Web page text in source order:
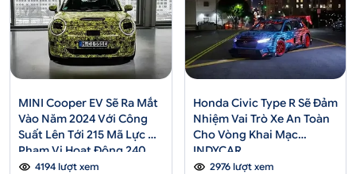
MINI Cooper EV Sẽ Ra Mắt
Vào Năm 2024 Với Công
Suất Lên Tới 215 Mã Lực Và
Phạm Vi Hoạt Động 240
Dặm4194 lượt xem
Honda Civic Type R Sẽ Đảm
Nhiệm Vai Trò Xe An Toàn
Cho Vòng Khai Mạc
INDYCAR
2976 lượt xem